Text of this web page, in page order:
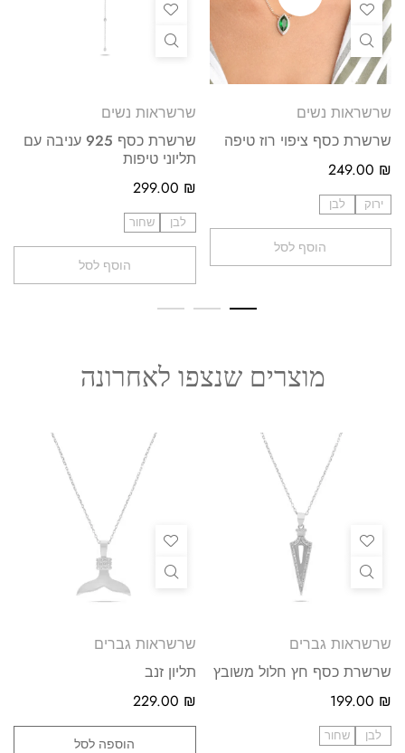
שרשראות נשים
שרשרת כסף ציפוי רוז טיפה
249.00 ₪
ירוק לבן
הוסף לסל
שרשראות נשים
שרשרת כסף 925 עניבה עם
תליוני טיפות
299.00 ₪
לבן שחור
הוסף לסל
מוצרים שנצפו לאחרונה
שרשראות גברים
שרשרת כסף חץ חלול משובץ
199.00 ₪
לבן שחור
שרשראות גברים
תליון זנב
229.00 ₪
הוספה לסל